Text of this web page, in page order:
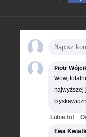
Piotr
Wow,
najwyższej
Lubie to!
Ewa